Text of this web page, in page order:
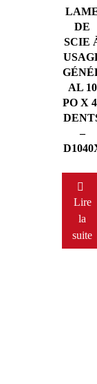
DE
SCIE
AL 10
PO X
–
Lire
la
suite